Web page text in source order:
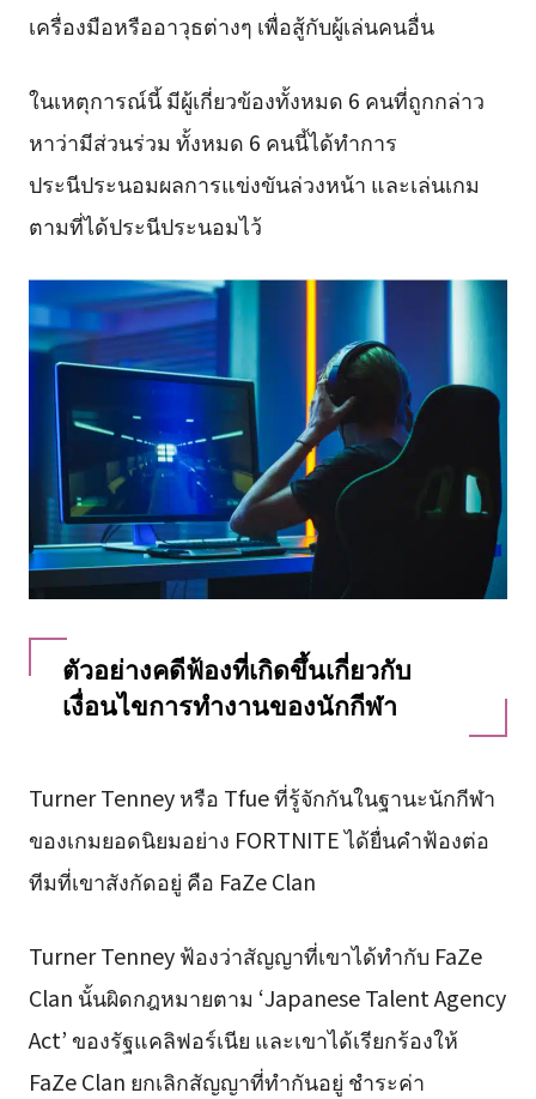
เครื่องมือหรืออาวุธต่างๆ เพื่อสู้กับผู้เล่นคนอื่น
ในเหตุการณ์นี้ มีผู้เกี่ยวข้องทั้งหมด 6 คนที่ถูกกล่าว
หาว่ามีส่วนร่วม ทั้งหมด 6 คนนี้ได้ทำการ
ประนีประนอมผลการแข่งขันล่วงหน้า และเล่นเกม
ตามที่ได้ประนีประนอมไว้
ตัวอย่างคดีฟ้องที่เกิดขึ้นเกี่ยวกับ
เงื่อนไขการทำงานของนักกีฬา
Turner Tenney หรือ Tfue ที่รู้จักกันในฐานะนักกีฬา
ของเกมยอดนิยมอย่าง FORTNITE ได้ยื่นคำฟ้องต่อ
ทีมที่เขาสังกัดอยู่ คือ FaZe Clan
Turner Tenney ฟ้องว่าสัญญาที่เขาได้ทำกับ FaZe
Clan นั้นผิดกฎหมายตาม ‘Japanese Talent Agency
Act’ ของรัฐแคลิฟอร์เนีย และเขาได้เรียกร้องให้
FaZe Clan ยกเลิกสัญญาที่ทำกันอยู่ ชำระค่า